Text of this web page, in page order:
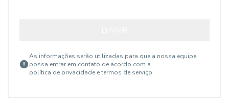
As informações serão utilizadas para que a nossa equipe
possa entrar em contato de acordo com a
política de privacidade e termos de serviço